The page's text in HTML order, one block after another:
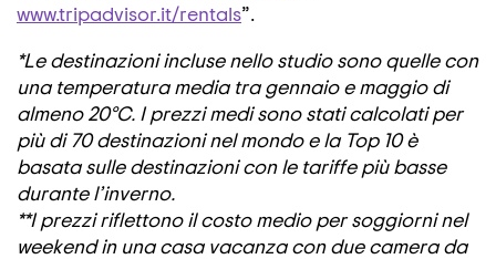
www.tripadvisor.it/rentals”.
*Le destinazioni incluse nello studio sono quelle con
una temperatura media tra gennaio e maggio di
almeno 20°C. I prezzi medi sono stati calcolati per
più di 70 destinazioni nel mondo e la Top 10 è
basata sulle destinazioni con le tariffe più basse
durante l’inverno.
**I prezzi riflettono il costo medio per soggiorni nel
weekend in una casa vacanza con due camera da